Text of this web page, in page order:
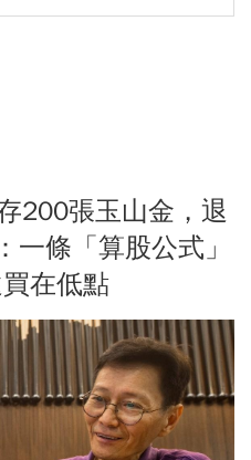
200張玉山金，退
條「算股公式」
在低點